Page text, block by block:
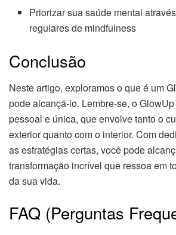
Priorizar sua saúde mental
regulares de mindfulness
Conclusão
Neste artigo, exploramos o que é um
pode alcançá-lo. Lembre-se, o
pessoal e única, que envolve tanto o
exterior quanto com o interior. Com
as estratégias certas, você pode
transformação incrível que ressoa em
da sua vida.
FAQ (Perguntas